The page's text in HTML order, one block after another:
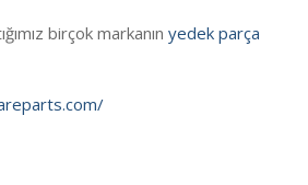
birçok markanın yedek parça